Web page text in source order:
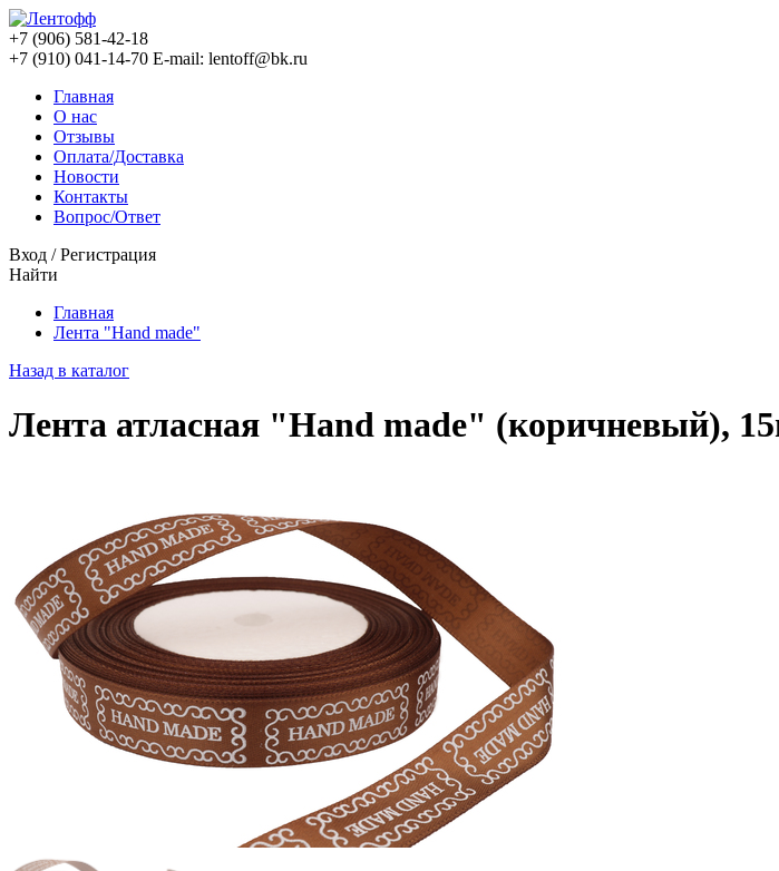
+7 (906) 581-42-18
+7 (910) 041-14-70 E-mail: lentoff@bk.ru
Главная
О нас
Отзывы
Оплата/Доставка
Новости
Контакты
Вопрос/Ответ
Вход /Регистрация
Найти
Главная
Лента "Hand made"
Назад в каталог
Лента атласная "Hand made" (коричневый),